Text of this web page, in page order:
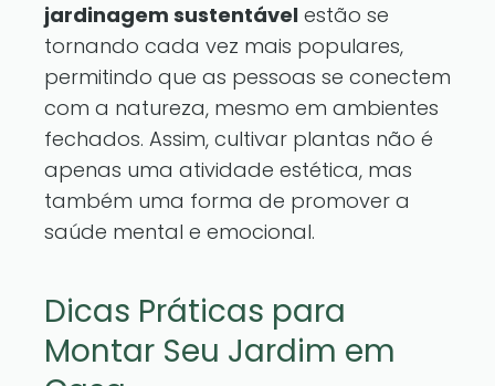
jardinagem sustentável estão se
tornando cada vez mais populares,
permitindo que as pessoas se conectem
com a natureza, mesmo em ambientes
fechados. Assim, cultivar plantas não é
apenas uma atividade estética, mas
também uma forma de promover a
saúde mental e emocional.
Dicas Práticas para
Montar Seu Jardim em